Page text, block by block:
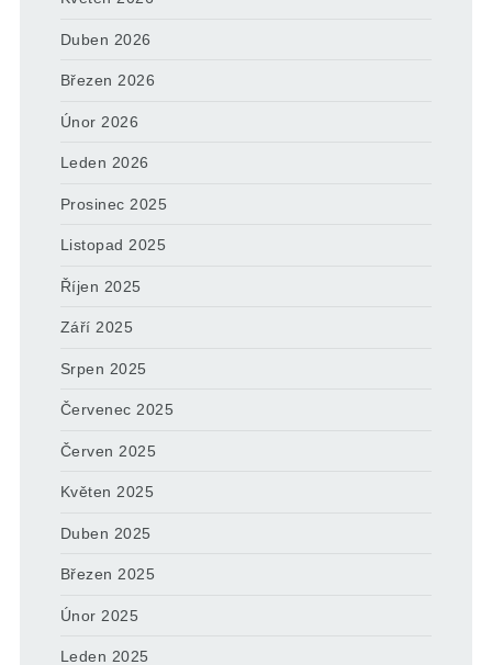
Duben 2026
Březen 2026
Únor 2026
Leden 2026
Prosinec 2025
Listopad 2025
Říjen 2025
Září 2025
Srpen 2025
Červenec 2025
Červen 2025
Květen 2025
Duben 2025
Březen 2025
Únor 2025
Leden 2025